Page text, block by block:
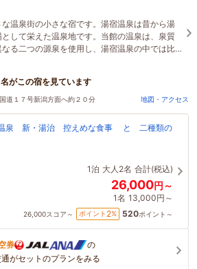
な温泉街の小さな宿です。湯宿温泉は昔から湯
として栄えた温泉地です。当館の温泉は、泉質
なる二つの源泉を使用し、湯宿温泉の中では比
まったりとご入浴いただける自慢の泉質です。
がこの宿を見ています
道１７号新潟方面へ約２０分 地図・アクセス
温泉 新・湯治 控えめな食事 と 二種類の
1泊 大人2名 合計(税込)
26,000円～
1名 13,000円～
26,000スコア～ ポイント 2% 520ポイント～
券
の
がセットのプランをみる